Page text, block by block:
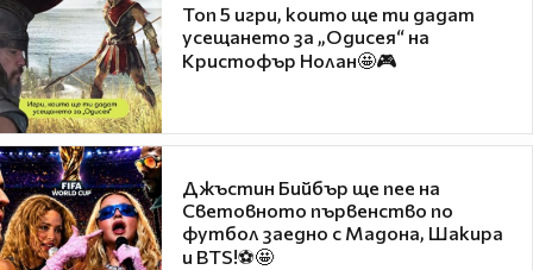
Топ 5 игри, които ще ти дадат
усещането за „Одисея“ на
Кристофър Нолан🤩🎮
Джъстин Бийбър ще пее на
Световното първенство по
футбол заедно с Мадона, Шакира
и BTS!⚽🤩